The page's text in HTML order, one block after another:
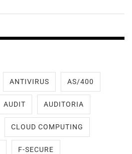
ANTIVIRUS AS/400
AUDIT AUDITORIA
CLOUD COMPUTING
F-SECURE